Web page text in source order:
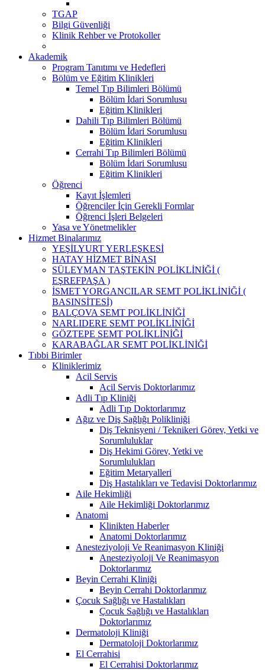
TGAP
Bilgi Güvenliği
Klinik Rehber ve Protokoller
Akademik
Program Tanıtımı ve Hedefleri
Bölüm ve Eğitim Klinikleri
Temel Tıp Bilimleri Bölümü
Bölüm İdari Sorumlusu
Eğitim Klinikleri
Dahili Tıp Bilimleri Bölümü
Bölüm İdari Sorumlusu
Eğitim Klinikleri
Cerrahi Tıp Bilimleri Bölümü
Bölüm İdari Sorumlusu
Eğitim Klinikleri
Öğrenci
Kayıt İşlemleri
Öğrenciler İçin Gerekli Formlar
Öğrenci İşleri Belgeleri
Yasa ve Yönetmelikler
Hizmet Binalarımız
YEŞİLYURT YERLEŞKESİ
HATAY HİZMET BİNASI
SÜLEYMAN TAŞTEKİN POLİKLİNİĞİ (
EŞREFPAŞA )
İSMET YORGANCILAR SEMT POLİKLİNİĞİ (
BASINSİTESİ)
BALÇOVA SEMT POLİKLİNİĞİ
NARLIDERE SEMT POLİKLİNİĞİ
GÖZTEPE SEMT POLİKLİNİĞİ
KARABAĞLAR SEMT POLİKLİNİĞİ
Tıbbi Birimler
Kliniklerimiz
Acil Servis
Acil Servis Doktorlarımız
Adli Tıp Kliniği
Adli Tıp Doktorlarımız
Ağız ve Diş Sağlığı Polikliniği
Diş Teknisyeni / Teknikeri Görev, Yetki ve
Sorumluluklar
Diş Hekimi Görev, Yetki ve
Sorumlulukları
Eğitim Metaryalleri
Diş Hastalıkları ve Tedavisi Doktorlarımız
Aile Hekimliği
Aile Hekimliği Doktorlarımız
Anatomi
Klinikten Haberler
Anatomi Doktorlarımız
Anesteziyoloji Ve Reanimasyon Kliniği
Anesteziyoloji Ve Reanimasyon
Doktorlarımız
Beyin Cerrahi Kliniği
Beyin Cerrahi Doktorlarımız
Çocuk Sağlığı ve Hastalıkları
Çocuk Sağlığı ve Hastalıkları
Doktorlarımız
Dermatoloji Kliniği
Dermatoloji Doktorlarımız
El Cerrahisi
El Cerrahisi Doktorlarımız